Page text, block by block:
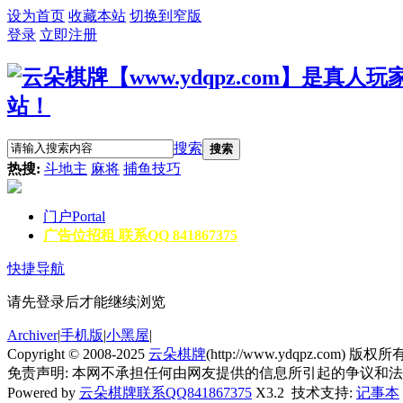
设为首页 收藏本站 切换到窄版
登录 立即注册
搜索 搜索
热搜: 斗地主 麻将 捕鱼技巧
门户Portal
广告位招租 联系QQ 841867375
快捷导航
请先登录后才能继续浏览
Archiver|手机版|小黑屋|
Copyright © 2008-2025 云朵棋牌(http://www.ydqpz.com) 版权所
免责声明: 本网不承担任何由网友提供的信息所引起的争议和
Powered by 云朵棋牌联系QQ841867375 X3.2 技术支持: 记事本